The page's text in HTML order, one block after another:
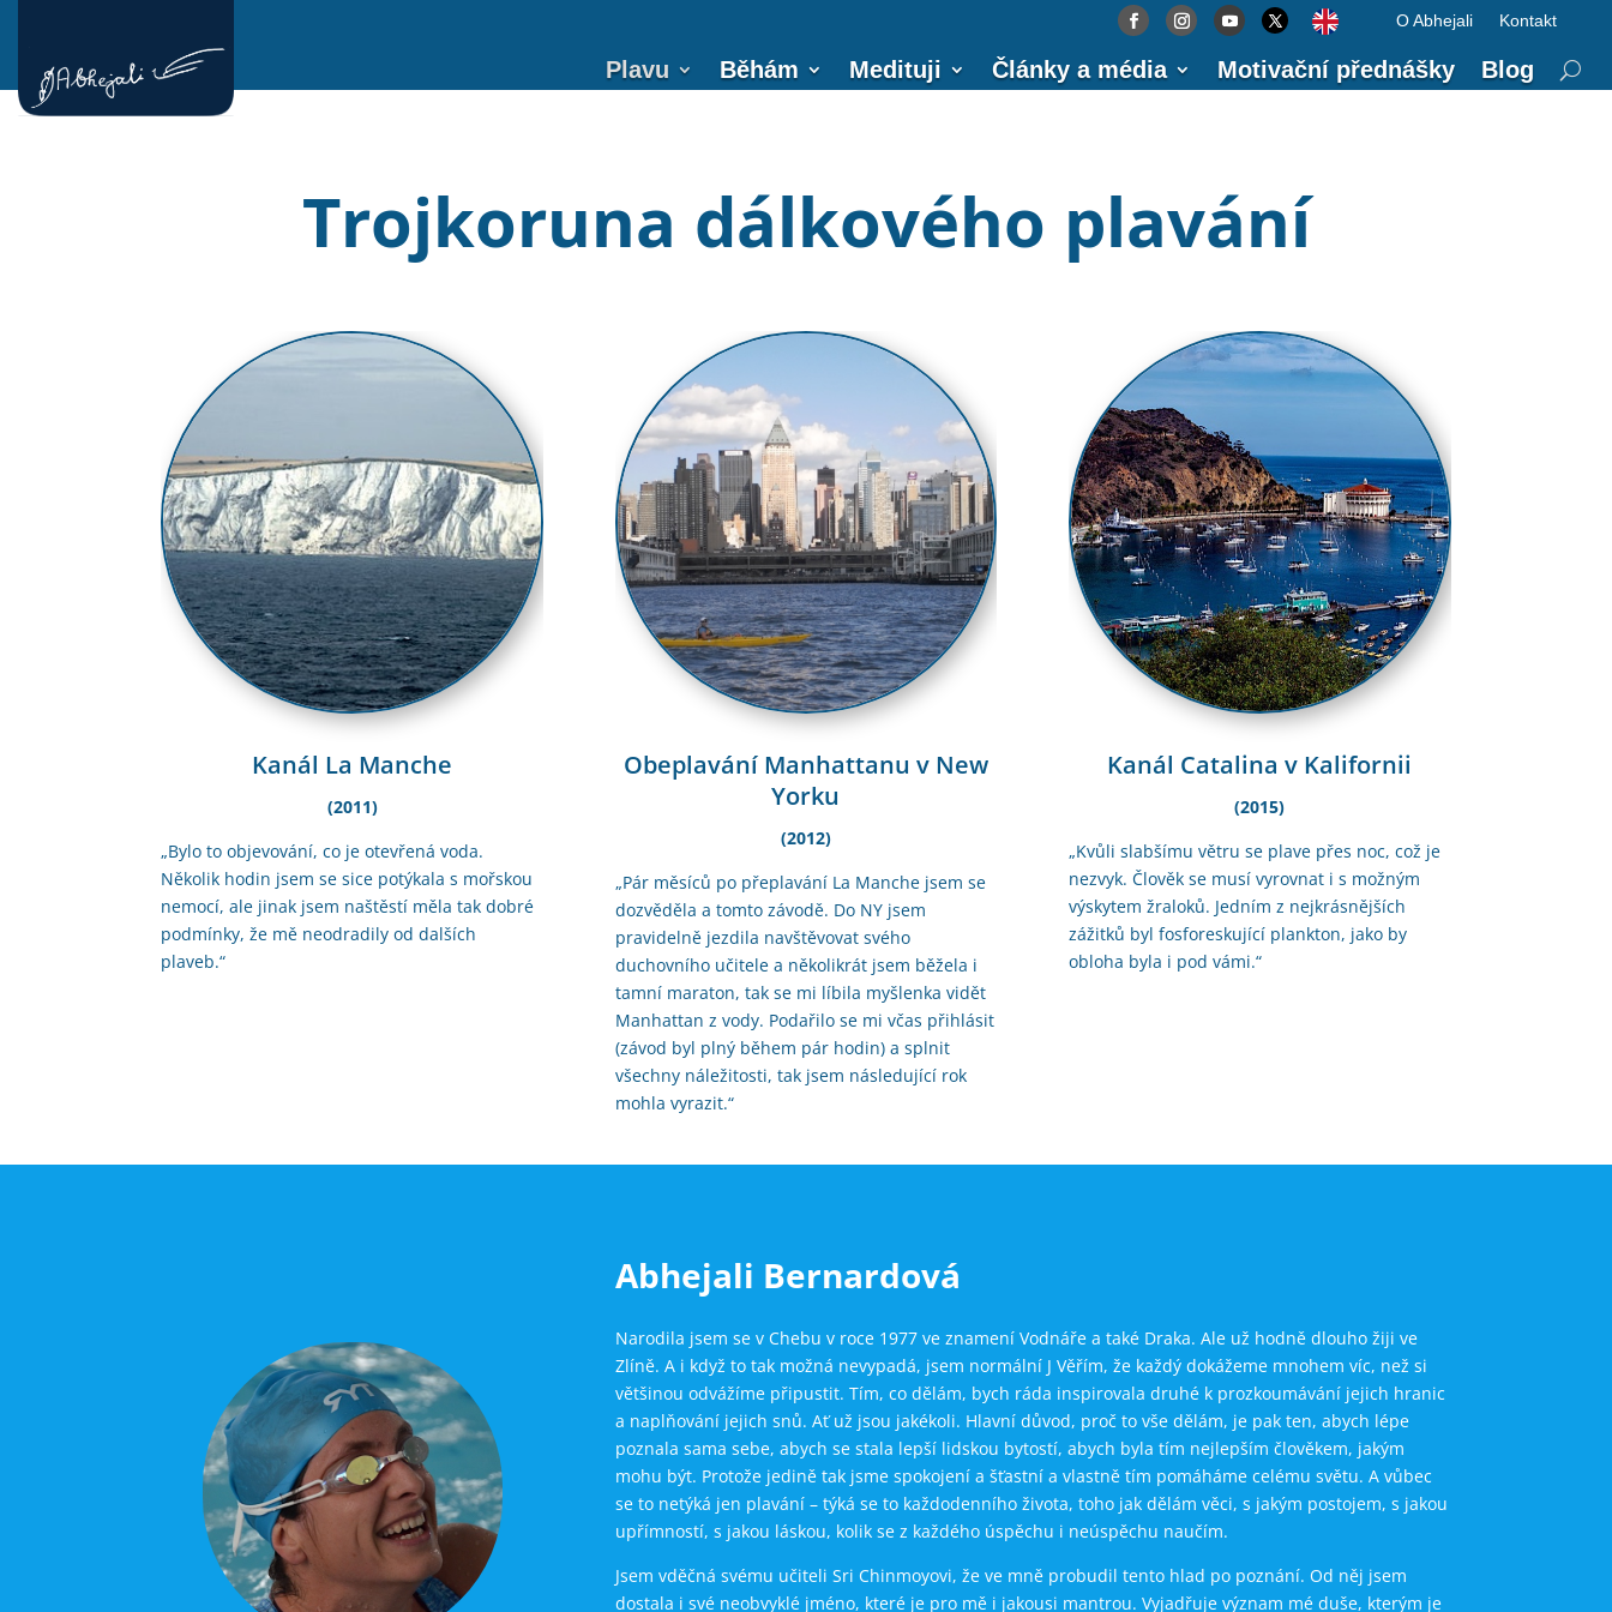
O Abhejali Kontakt
O Abhejali Kontakt
Plavu Běhám Medituji Články a média Motivační přednášky Blog
Trojkoruna dálkového plavání
Kanál La Manche
(2011)
„Bylo to objevování, co je otevřená voda.
Několik hodin jsem se sice potýkala s mořskou
nemocí, ale jinak jsem naštěstí měla tak dobré
podmínky, že mě neodradily od dalších
plaveb.“
Obeplavání Manhattanu v New
Yorku
(2012)
„Pár měsíců po přeplavání La Manche jsem se
dozvěděla a tomto závodě. Do NY jsem
pravidelně jezdila navštěvovat svého
duchovního učitele a několikrát jsem běžela i
tamní maraton, tak se mi líbila myšlenka vidět
Manhattan z vody. Podařilo se mi včas přihlásit
(závod byl plný během pár hodin) a splnit
všechny náležitosti, tak jsem následující rok
mohla vyrazit.“
Kanál Catalina v Kalifornii
(2015)
„Kvůli slabšímu větru se plave přes noc, což je
nezvyk. Člověk se musí vyrovnat i s možným
výskytem žraloků. Jedním z nejkrásnějších
zážitků byl fosforeskující plankton, jako by
obloha byla i pod vámi.“
Abhejali Bernardová
Narodila jsem se v Chebu v roce 1977 ve znamení Vodnáře a také Draka. Ale už hodně dlouho žiji ve
Zlíně. A i když to tak možná nevypadá, jsem normální J Věřím, že každý dokážeme mnohem víc, než si
většinou odvážíme připustit. Tím, co dělám, bych ráda inspirovala druhé k prozkoumávání jejich hranic
a naplňování jejich snů. Ať už jsou jakékoli. Hlavní důvod, proč to vše dělám, je pak ten, abych lépe
poznala sama sebe, abych se stala lepší lidskou bytostí, abych byla tím nejlepším člověkem, jakým
mohu být. Protože jedině tak jsme spokojení a šťastní a vlastně tím pomáháme celému světu. A vůbec
se to netýká jen plavání – týká se to každodenního života, toho jak dělám věci, s jakým postojem, s jakou
upřímností, s jakou láskou, kolik se z každého úspěchu i neúspěchu naučím.
Jsem vděčná svému učiteli Sri Chinmoyovi, že ve mně probudil tento hlad po poznání. Od něj jsem
dostala i své neobvyklé jméno, které je pro mě i jakousi mantrou. Vyjadřuje význam mé duše, kterým je